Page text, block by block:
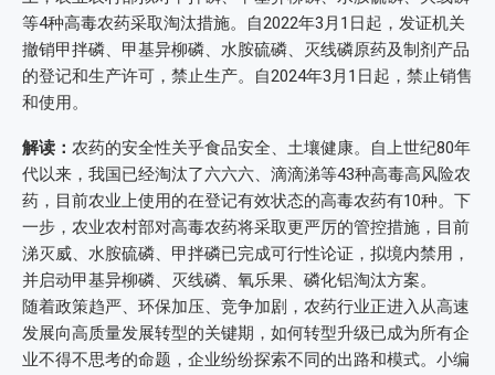
等4种高毒农药采取淘汰措施。自2022年3月1日起，发证机关
撤销甲拌磷、甲基异柳磷、水胺硫磷、灭线磷原药及制剂产品
的登记和生产许可，禁止生产。自2024年3月1日起，禁止销售
和使用。
解读： 农药的安全性关乎食品安全、土壤健康。自上世纪80年
代以来，我国已经淘汰了六六六、滴滴涕等43种高毒高风险农
药，目前农业上使用的在登记有效状态的高毒农药有10种。下
一步，农业农村部对高毒农药将采取更严厉的管控措施，目前
涕灭威、水胺硫磷、甲拌磷已完成可行性论证，拟境内禁用，
并启动甲基异柳磷、灭线磷、氧乐果、磷化铝淘汰方案。
随着政策趋严、环保加压、竞争加剧，农药行业正进入从高速
发展向高质量发展转型的关键期，如何转型升级已成为所有企
业不得不思考的命题，企业纷纷探索不同的出路和模式。小编